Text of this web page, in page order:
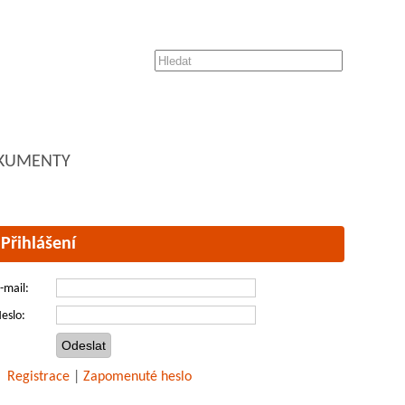
Přihlášení
mail:
Registrace Zapomenuté heslo